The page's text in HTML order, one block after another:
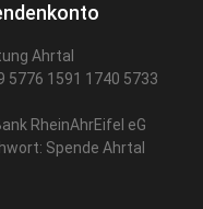
Ahrtal
5776 1591 1740 5733
RheinAhrEifel eG
Spende Ahrtal